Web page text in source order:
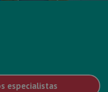
especialistas